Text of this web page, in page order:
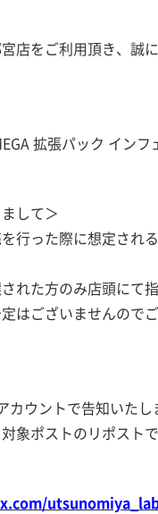
店をご利用頂き、誠
拡張パック イン
して＞
行った際に想定され
れた方のみ店頭にて
はございませんので
ウントで告知いたし
象ポストのリポスト